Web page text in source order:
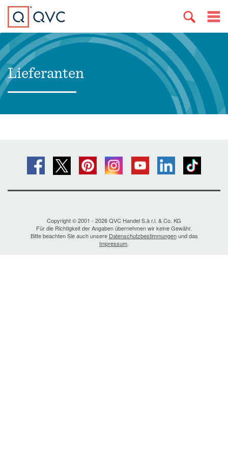
Lieferanten
Copyright © 2001 - 2026 QVC Handel S.à r.l. & Co. KG
Für die Richtigkeit der Angaben übernehmen wir keine Gewähr.
Bitte beachten Sie auch unsere Datenschutzbestimmungenund das
Impressum.